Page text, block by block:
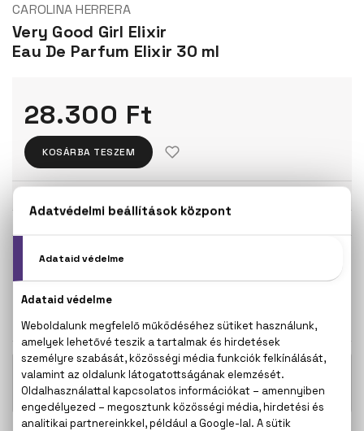
CAROLINA HERRERA
Very Good Girl Elixir
Eau De Parfum Elixir 30 ml
28.300 Ft
KOSÁRBA TESZEM
30 ml
50 ml
KAPCSOLÓDÓ TERMÉKEK
Very Good Girl Elixir Eau De Parfum
Elixir Szett 80+100 ml